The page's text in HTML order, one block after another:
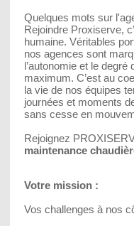
Quelques mots sur
Rejoindre Proxiserve,
humaine. Véritables
nos agences sont
l’autonomie et le
maximum. C’est au
la vie de nos équipes
journées et moments
sans cesse en
Rejoignez
maintenance
Votre mission :
Vos challenges à nos